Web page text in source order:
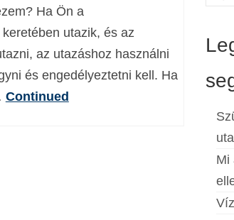
Ha Ön a
utazik, és az
az utazáshoz használni
és engedélyeztetni kell. Ha
Continued
Mi